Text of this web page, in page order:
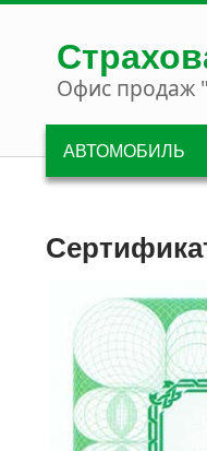
Перейти к основному
Офис продаж
АВТОМОБИЛЬ